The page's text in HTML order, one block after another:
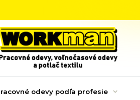
odevy podľa profesie